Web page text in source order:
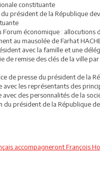
constituante
président de la République
Forum économique : allocutions
au mausolée de Farhat
avec la famille et une
de remise des clés de la ville par
de presse du président de la
avec les représentants des
avec des personnalités de la
du président de la République
accompagneront François